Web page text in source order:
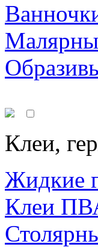
Клеи,
Жидкие
Клеи